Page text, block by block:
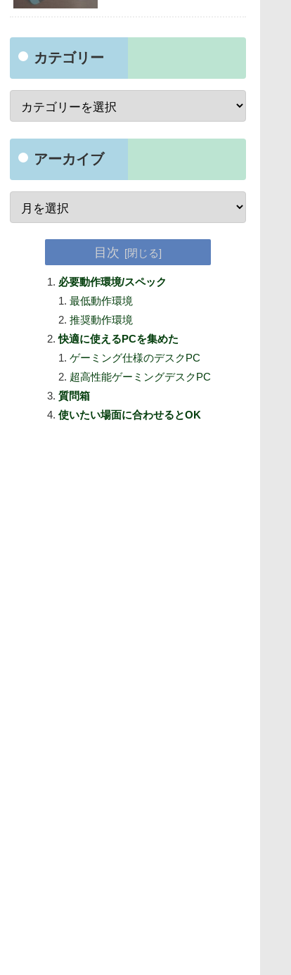
カテゴリー
アーカイブ
目次
必要動作環境/スペック
最低動作環境
推奨動作環境
快適に使えるPCを集めた
ゲーミング仕様のデスクPC
超高性能ゲーミングデスクPC
質問箱
使いたい場面に合わせるとOK